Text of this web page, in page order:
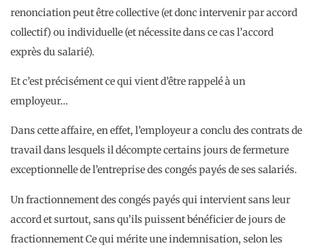
renonciation peut être collective (et donc intervenir par accord
collectif) ou individuelle (et nécessite dans ce cas l’accord
exprès du salarié).
Et c’est précisément ce qui vient d’être rappelé à un
employeur…
Dans cette affaire, en effet, l’employeur a conclu des contrats de
travail dans lesquels il décompte certains jours de fermeture
exceptionnelle de l’entreprise des congés payés de ses salariés.
Un fractionnement des congés payés qui intervient sans leur
accord et surtout, sans qu’ils puissent bénéficier de jours de
fractionnement Ce qui mérite une indemnisation, selon les